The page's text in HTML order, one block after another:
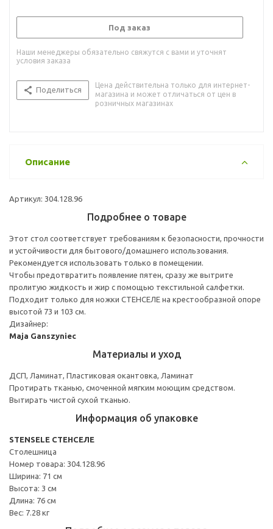
Под заказ
Наши менеджеры обязательно свяжутся с вами и уточнят
условия заказа
Поделиться
Цена действительна только для интернет-
магазина и может отличаться от цен в
розничных магазинах
Описание
Артикул: 304.128.96
Подробнее о товаре
Этот стол соответствует требованиям к безопасности, прочности
и устойчивости для бытового/домашнего использования.
Рекомендуется использовать только в помещении.
Чтобы предотвратить появление пятен, сразу же вытрите
пролитую жидкость и жир с помощью текстильной салфетки.
Подходит только для ножки СТЕНСЕЛЕ на крестообразной опоре
высотой 73 и 103 см.
Дизайнер:
Maja Ganszyniec
Материалы и уход
ДСП, Ламинат, Пластиковая окантовка, Ламинат
Протирать тканью, смоченной мягким моющим средством.
Вытирать чистой сухой тканью.
Информация об упаковке
STENSELE СТЕНСЕЛЕ
Столешница
Номер товара: 304.128.96
Ширина: 71 см
Высота: 3 см
Длина: 76 см
Вес: 7.28 кг